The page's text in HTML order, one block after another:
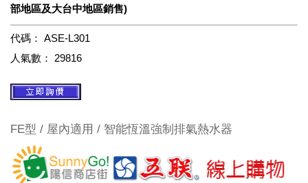
部地區及大台中地區銷售)
代碼： ASE-L301
人氣數： 29816
FE型 / 屋內適用 / 智能恆溫強制排氣熱水器